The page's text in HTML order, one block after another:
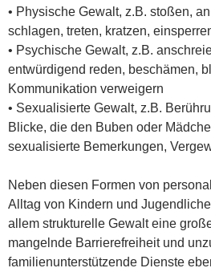
• Physische Gewalt, z.B. stoßen,
schlagen, treten, kratzen,
• Psychische Gewalt, z.B.
entwürdigend reden, beschämen,
Kommunikation verweigern
• Sexualisierte Gewalt, z.B.
Blicke, die den Buben oder
sexualisierte Bemerkungen,
Neben diesen Formen von
Alltag von Kindern und
allem strukturelle Gewalt eine
mangelnde Barrierefreiheit und
familienunterstützende Dienste